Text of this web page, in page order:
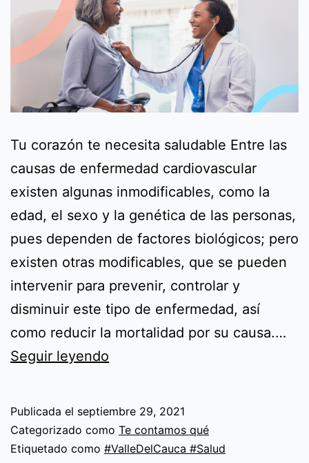
Tu corazón te necesita saludable Entre las
causas de enfermedad cardiovascular
existen algunas inmodificables, como la
edad, el sexo y la genética de las personas,
pues dependen de factores biológicos; pero
existen otras modificables, que se pueden
intervenir para prevenir, controlar y
disminuir este tipo de enfermedad, así
como reducir la mortalidad por su causa.…
Seguir leyendo
necesita
saludable
Publicada el septiembre 29, 2021
Categorizado como Te contamos qué
Etiquetado como #ValleDelCauca #Salud